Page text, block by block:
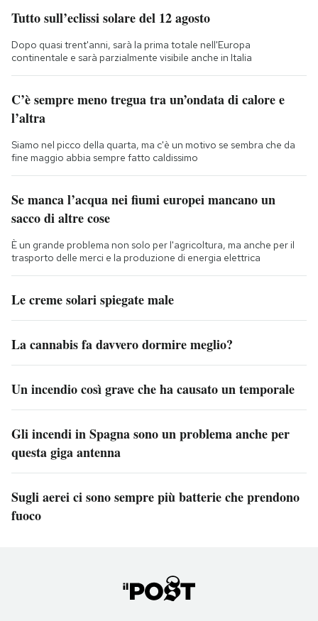
Tutto sull’eclissi solare del 12 agosto
Dopo quasi trent'anni, sarà la prima totale nell'Europa
continentale e sarà parzialmente visibile anche in Italia
C’è sempre meno tregua tra un’ondata di calore e
l’altra
Siamo nel picco della quarta, ma c'è un motivo se sembra che da
fine maggio abbia sempre fatto caldissimo
Se manca l’acqua nei fiumi europei mancano un
sacco di altre cose
È un grande problema non solo per l'agricoltura, ma anche per il
trasporto delle merci e la produzione di energia elettrica
Le creme solari spiegate male
La cannabis fa davvero dormire meglio?
Un incendio così grave che ha causato un temporale
Gli incendi in Spagna sono un problema anche per
questa giga antenna
Sugli aerei ci sono sempre più batterie che prendono
fuoco